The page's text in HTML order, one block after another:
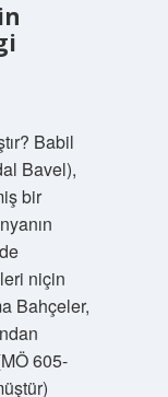
Babil
bir
niçin
Bahçeler,
605-